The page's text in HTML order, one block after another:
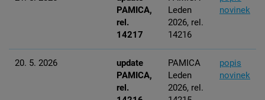
PAMICA,
rel.
14217
Leden
2026, rel.
14216
novinek
20. 5. 2026
update
PAMICA,
rel.
PAMICA
Leden
2026, rel.
popis
novinek